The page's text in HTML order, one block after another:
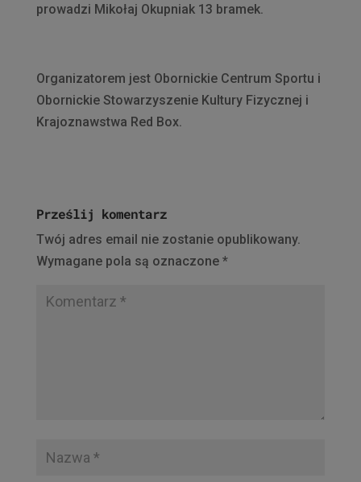
prowadzi Mikołaj Okupniak 13 bramek.
Organizatorem jest Obornickie Centrum Sportu i
Obornickie Stowarzyszenie Kultury Fizycznej i
Krajoznawstwa Red Box.
Prześlij komentarz
Twój adres email nie zostanie opublikowany.
Wymagane pola są oznaczone *